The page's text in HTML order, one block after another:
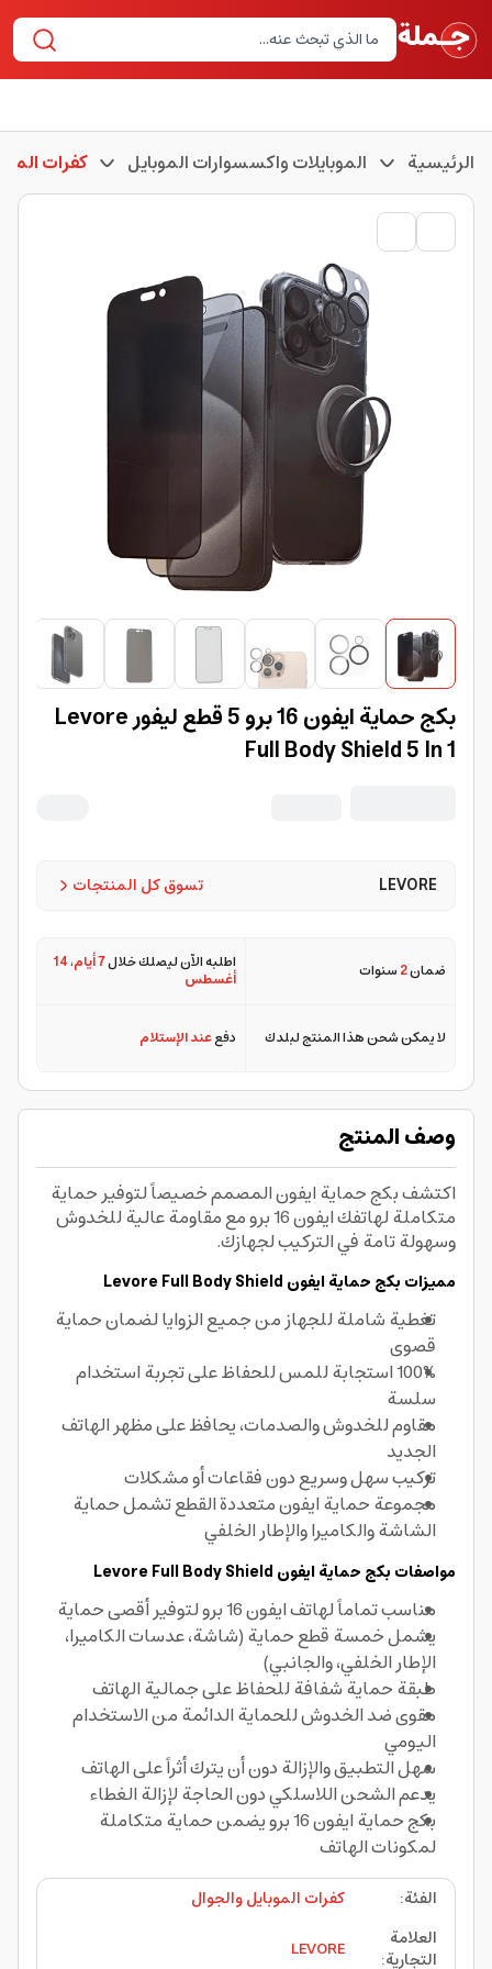
الرئيسية الموبايلات واكسسوارات الموبايل كفرات
بكج حماية ايفون 16 برو 5 قطع ليفور Levore
Full Body Shield 5 In 1
تسوق كل المنتجات LEVORE
ضمان2سنوات اطلبه الآن ليصلك خلال7 أيام ،14
أغسطس
لا يمكن شحن هذا المنتج لبلدك دفععند الإستلام
وصف المنتج
اكتشف بكج حماية ايفون المصمم خصيصاً لتوفير حماية
متكاملة لهاتفك ايفون 16 برو مع مقاومة عالية للخدوش
وسهولة تامة في التركيب لجهازك.
مميزات بكج حماية ايفون Levore Full Body Shield
تغطية شاملة للجهاز من جميع الزوايا لضمان حماية
قصوى
100% استجابة للمس للحفاظ على تجربة استخدام
سلسة
مقاوم للخدوش والصدمات، يحافظ على مظهر الهاتف
الجديد
تركيب سهل وسريع دون فقاعات أو مشكلات
مجموعة حماية ايفون متعددة القطع تشمل حماية
الشاشة والكاميرا والإطار الخلفي
مواصفات بكج حماية ايفون Levore Full Body Shield
مناسب تماماً لهاتف ايفون 16 برو لتوفير أقصى حماية
يشمل خمسة قطع حماية (شاشة، عدسات الكاميرا،
الإطار الخلفي، والجانبي)
طبقة حماية شفافة للحفاظ على جمالية الهاتف
مقوى ضد الخدوش للحماية الدائمة من الاستخدام
اليومي
سهل التطبيق والإزالة دون أن يترك أثراً على الهاتف
يدعم الشحن اللاسلكي دون الحاجة لإزالة الغطاء
بكج حماية ايفون 16 برو يضمن حماية متكاملة
لمكونات الهاتف
الفئة:
كفرات الموبايل والجوال
العلامة
التجارية:
LEVORE